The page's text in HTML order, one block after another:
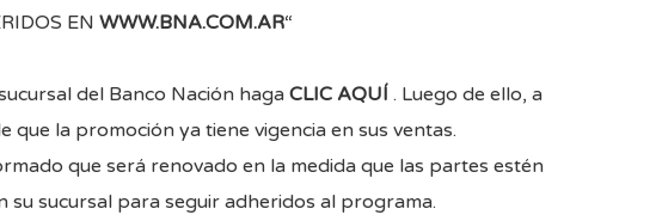
EN WWW.BNA.COM.AR“
del Banco Nación haga CLIC AQUÍ . Luego de ello, a
la promoción ya tiene vigencia en sus ventas.
que será renovado en la medida que las partes estén
sucursal para seguir adheridos al programa.